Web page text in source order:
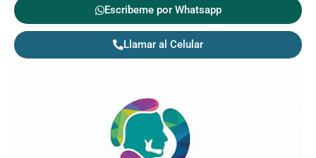
Escribeme por Whatsapp
Llamar al Celular